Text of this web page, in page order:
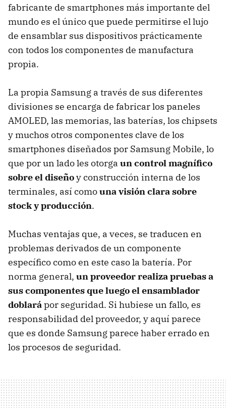
fabricante de smartphones más importante del
mundo es el único que puede permitirse el lujo
de ensamblar sus dispositivos prácticamente
con todos los componentes de manufactura
propia.
La propia Samsung a través de sus diferentes
divisiones se encarga de fabricar los paneles
AMOLED, las memorias, las baterías, los chipsets
y muchos otros componentes clave de los
smartphones diseñados por Samsung Mobile, lo
que por un lado les otorga un control magnífico
sobre el diseñoy construcción interna de los
terminales, así comouna visión clara sobre
stock y producción.
Muchas ventajas que, a veces, se traducen en
problemas derivados de un componente
específico como en este caso la batería. Por
norma general, un proveedor realiza pruebas a
sus componentes que luego el ensamblador
doblarápor seguridad. Si hubiese un fallo, es
responsabilidad del proveedor, y aquí parece
que es donde Samsung parece haber errado en
los procesos de seguridad.